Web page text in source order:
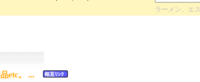
ラーメン、エ
etc。 ...